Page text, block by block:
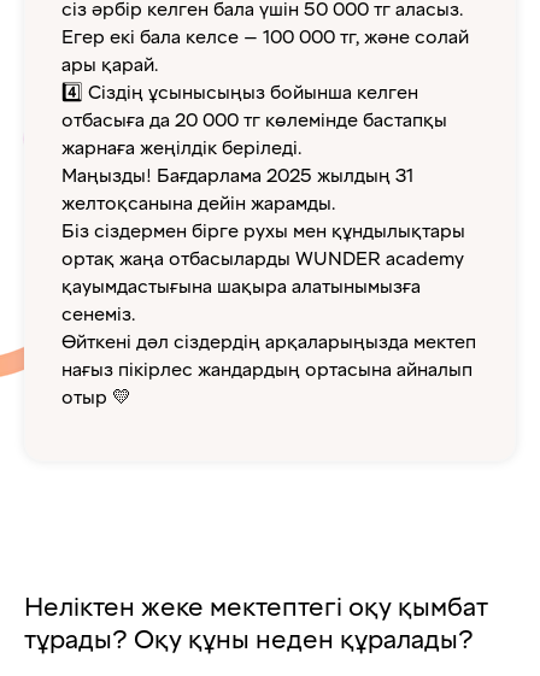
сіз әрбір келген бала үшін 50 000 тг аласыз.
Егер екі бала келсе — 100 000 тг, және солай
ары қарай.
4️⃣ Сіздің ұсынысыңыз бойынша келген
отбасыға да 20 000 тг көлемінде бастапқы
жарнаға жеңілдік беріледі.
Маңызды! Бағдарлама 2025 жылдың 31
желтоқсанына дейін жарамды.
Біз сіздермен бірге рухы мен құндылықтары
ортақ жаңа отбасыларды WUNDER academy
қауымдастығына шақыра алатынымызға
сенеміз.
Өйткені дәл сіздердің арқаларыңызда мектеп
нағыз пікірлес жандардың ортасына айналып
отыр 💛
Неліктен жеке мектептегі оқу қымбат
тұрады? Оқу құны неден құралады?